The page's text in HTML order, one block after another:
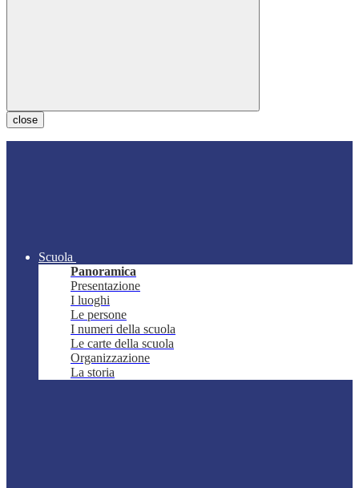
close
Scuola
Panoramica
Presentazione
I luoghi
Le persone
I numeri della scuola
Le carte della scuola
Organizzazione
La storia